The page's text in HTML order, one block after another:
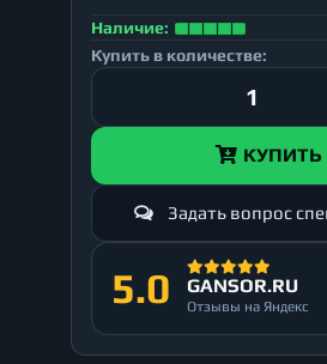
Наличие:
Купить в количестве:
КУПИТЬ
Задать вопрос
5.0 GANSOR.RU
Отзывы на Яндекс